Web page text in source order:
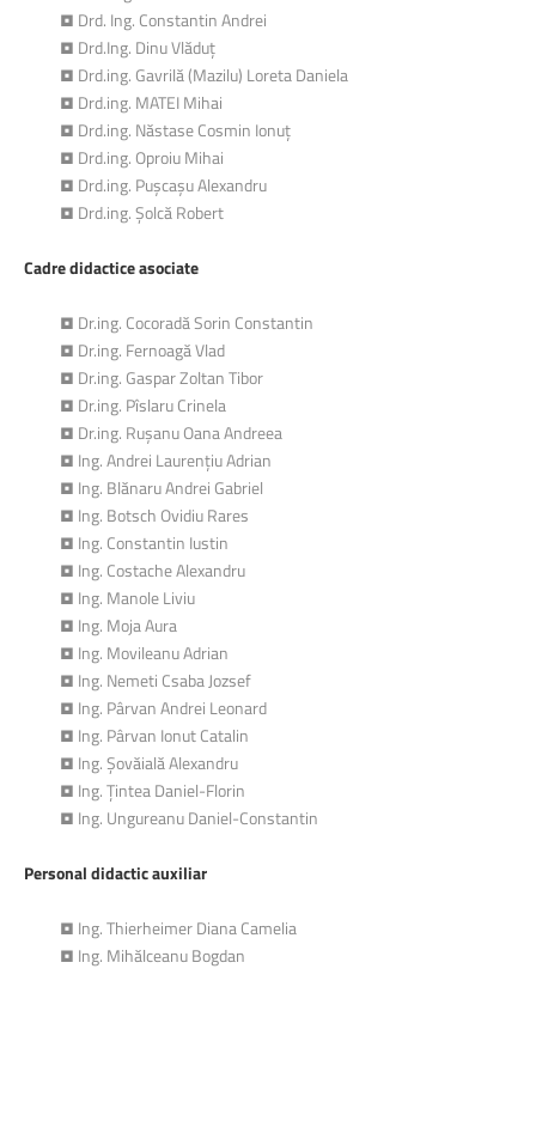
• Drd. Ing. Constantin Andrei
• Drd.Ing. Dinu Vlăduț
• Drd.ing. Gavrilă (Mazilu) Loreta Daniela
• Drd.ing. MATEI Mihai
• Drd.ing. Năstase Cosmin Ionuț
• Drd.ing. Oproiu Mihai
• Drd.ing. Pușcașu Alexandru
• Drd.ing. Șolcă Robert
Cadre didactice asociate
• Dr.ing. Cocoradă Sorin Constantin
• Dr.ing. Fernoagă Vlad
• Dr.ing. Gaspar Zoltan Tibor
• Dr.ing. Pîslaru Crinela
• Dr.ing. Rușanu Oana Andreea
• Ing. Andrei Laurențiu Adrian
• Ing. Blănaru Andrei Gabriel
• Ing. Botsch Ovidiu Rares
• Ing. Constantin Iustin
• Ing. Costache Alexandru
• Ing. Manole Liviu
• Ing. Moja Aura
• Ing. Movileanu Adrian
• Ing. Nemeti Csaba Jozsef
• Ing. Pârvan Andrei Leonard
• Ing. Pârvan Ionut Catalin
• Ing. Șovăială Alexandru
• Ing. Țintea Daniel-Florin
• Ing. Ungureanu Daniel-Constantin
Personal didactic auxiliar
• Ing. Thierheimer Diana Camelia
• Ing. Mihălceanu Bogdan